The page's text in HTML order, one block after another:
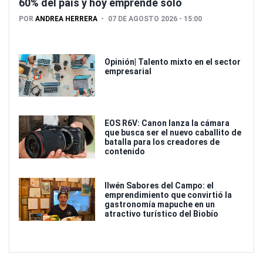
POR ANDREA HERRERA 07 DE AGOSTO 2026 - 15:00
Opinión| Talento mixto en el sector
empresarial
EOS R6V: Canon lanza la cámara
que busca ser el nuevo caballito de
batalla para los creadores de
contenido
Ilwén Sabores del Campo: el
emprendimiento que convirtió la
gastronomía mapuche en un
atractivo turístico del Biobío